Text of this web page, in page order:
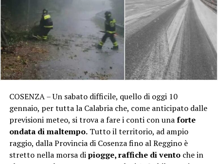
COSENZA – Un sabato difficile, quello di oggi 10
gennaio, per tutta la Calabria che, come anticipato dalle
previsioni meteo, si trova a fare i conti con unaforte
ondata di maltempo.Tutto il territorio, ad ampio
raggio, dalla Provincia di Cosenza fino al Reggino è
stretto nella morsa dipiogge, raffiche di ventoche in